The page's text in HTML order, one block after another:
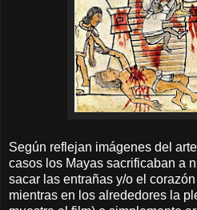
Según reflejan imágenes del
casos los Mayas sacrificaban a
sacar las entrañas y/o el
mientras en los alrededores la